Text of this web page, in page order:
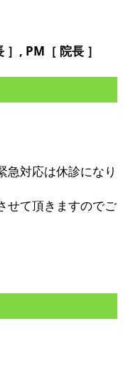
, PM［ 院長 ］
急対応は休診になり
せて頂きますのでご